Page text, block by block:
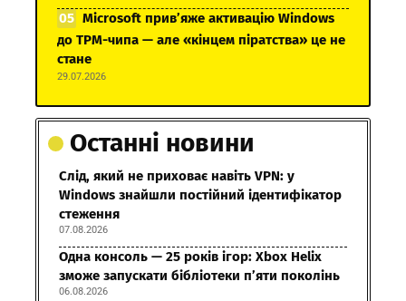
Microsoft прив’яже активацію Windows
до TPM-чипа — але «кінцем піратства» це не
стане
29.07.2026
Останні новини
Слід, який не приховає навіть VPN: у
Windows знайшли постійний ідентифікатор
стеження
07.08.2026
Одна консоль — 25 років ігор: Xbox Helix
зможе запускати бібліотеки п’яти поколінь
06.08.2026